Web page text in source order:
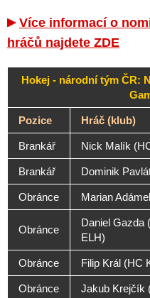
Více informací o
hráčů najdete ZDE
Hokej - národní tým ČR:
Pozice Hráč (klub)
Brankář Nick Malík
Brankář Dominik
Obránce Marian
Obránce
Daniel
ELH)
Obránce Filip Král
Obránce Jakub